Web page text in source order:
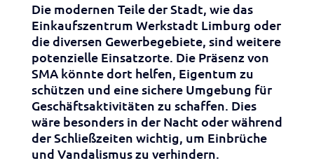
Die modernen Teile der Stadt, wie das
Einkaufszentrum Werkstadt Limburg oder
die diversen Gewerbegebiete, sind weitere
potenzielle Einsatzorte. Die Präsenz von
SMA könnte dort helfen, Eigentum zu
schützen und eine sichere Umgebung für
Geschäftsaktivitäten zu schaffen. Dies
wäre besonders in der Nacht oder während
der Schließzeiten wichtig, um Einbrüche
und Vandalismus zu verhindern.